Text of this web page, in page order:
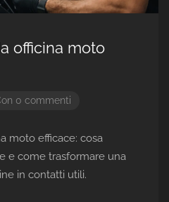
officina moto
0 commenti
moto efficace: cosa
e come trasformare una
in contatti utili.